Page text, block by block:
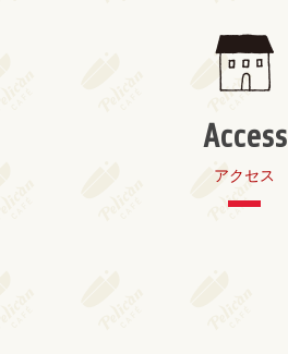
Access
アクセス